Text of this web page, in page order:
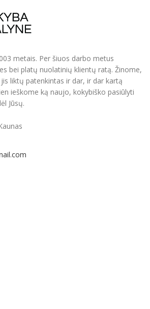
ir švelnūs
skystos
bei
metais. Per šiuos darbo metus
bei platų nuolatinių klientų ratą. Žinome,
liktų patenkintas ir dar, ir dar kartą
ieškome ką naujo, kokybiško pasiūlyti
Jūsų.